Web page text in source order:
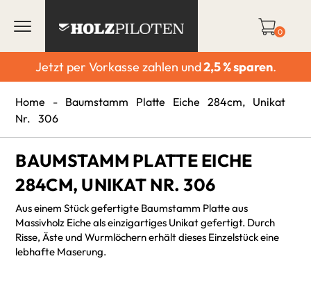
0
Jetzt per Vorkasse zahlen und2,5 % sparen.
Home - Baumstamm Platte Eiche 284cm, Unikat
Nr. 306
BAUMSTAMM PLATTE EICHE
284CM, UNIKAT NR. 306
Aus einem Stück gefertigte Baumstamm Platte aus
Massivholz Eiche als einzigartiges Unikat gefertigt. Durch
Risse, Äste und Wurmlöchern erhält dieses Einzelstück eine
lebhafte Maserung.